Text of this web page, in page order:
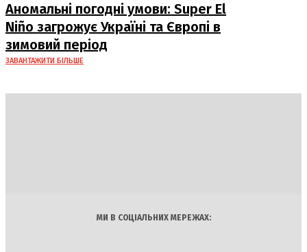
Аномальні погодні умови: Super El
Niño загрожує Україні та Європі в
зимовий період
ЗАВАНТАЖИТИ БІЛЬШЕ
МИ В СОЦІАЛЬНИХ МЕРЕЖАХ: